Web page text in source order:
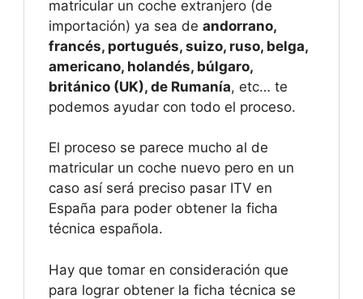
matricular un coche extranjero (de
importación) ya sea de andorrano,
francés, portugués, suizo, ruso, belga,
americano, holandés, búlgaro,
británico (UK), de Rumanía, etc… te
podemos ayudar con todo el proceso.
El proceso se parece mucho al de
matricular un coche nuevo pero en un
caso así será preciso pasar ITV en
España para poder obtener la ficha
técnica española.
Hay que tomar en consideración que
para lograr obtener la ficha técnica se